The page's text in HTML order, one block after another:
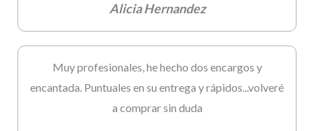
Alicia Hernandez
Muy profesionales, he hecho dos encargos y
encantada. Puntuales en su entrega y rápidos...volveré
a comprar sin duda